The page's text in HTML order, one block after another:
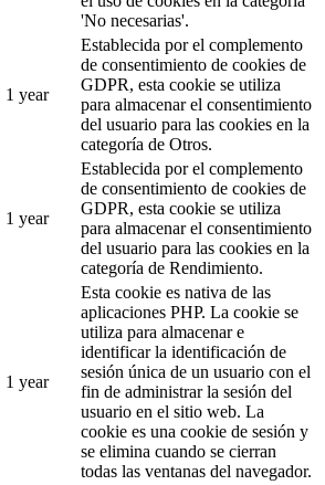
'No necesarias'.
1 year
Establecida por el complemento
de consentimiento de cookies de
GDPR, esta cookie se utiliza
para almacenar el consentimiento
del usuario para las cookies en la
categoría de Otros.
1 year
Establecida por el complemento
de consentimiento de cookies de
GDPR, esta cookie se utiliza
para almacenar el consentimiento
del usuario para las cookies en la
categoría de Rendimiento.
1 year
Esta cookie es nativa de las
aplicaciones PHP. La cookie se
utiliza para almacenar e
identificar la identificación de
sesión única de un usuario con el
fin de administrar la sesión del
usuario en el sitio web. La
cookie es una cookie de sesión y
se elimina cuando se cierran
todas las ventanas del navegador.